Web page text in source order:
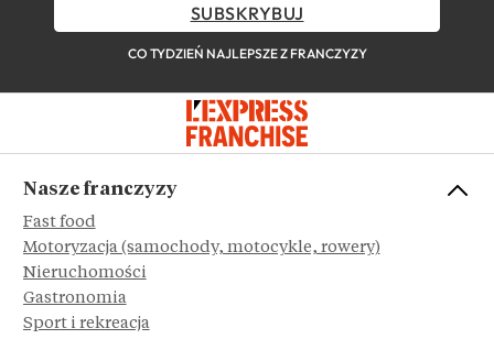
SUBSKRYBUJ
CO TYDZIEŃ NAJLEPSZE Z FRANCZYZY
Nasze franczyzy
Fast food
Motoryzacja (samochody, motocykle, rowery)
Nieruchomości
Gastronomia
Sport i rekreacja